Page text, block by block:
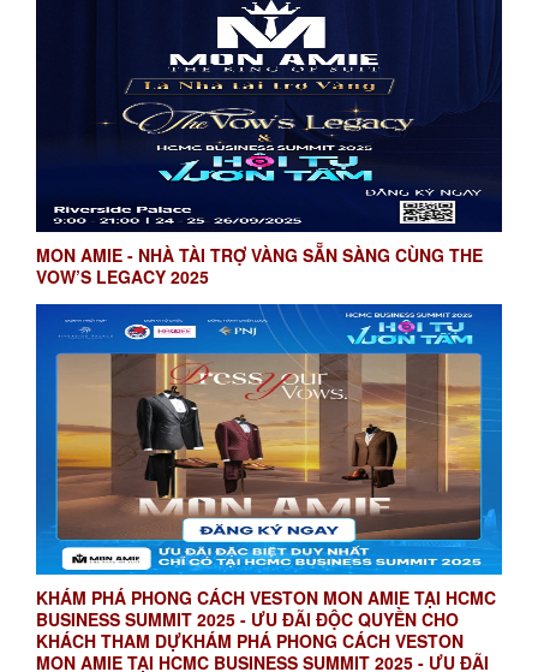
MON AMIE - NHÀ TÀI TRỢ VÀNG SẴN SÀNG CÙNG THE
VOW’S LEGACY 2025
KHÁM PHÁ PHONG CÁCH VESTON MON AMIE TẠI HCMC
BUSINESS SUMMIT 2025 - ƯU ĐÃI ĐỘC QUYỀN CHO
KHÁCH THAM DỰKHÁM PHÁ PHONG CÁCH VESTON
MON AMIE TẠI HCMC BUSINESS SUMMIT 2025 - ƯU ĐÃI